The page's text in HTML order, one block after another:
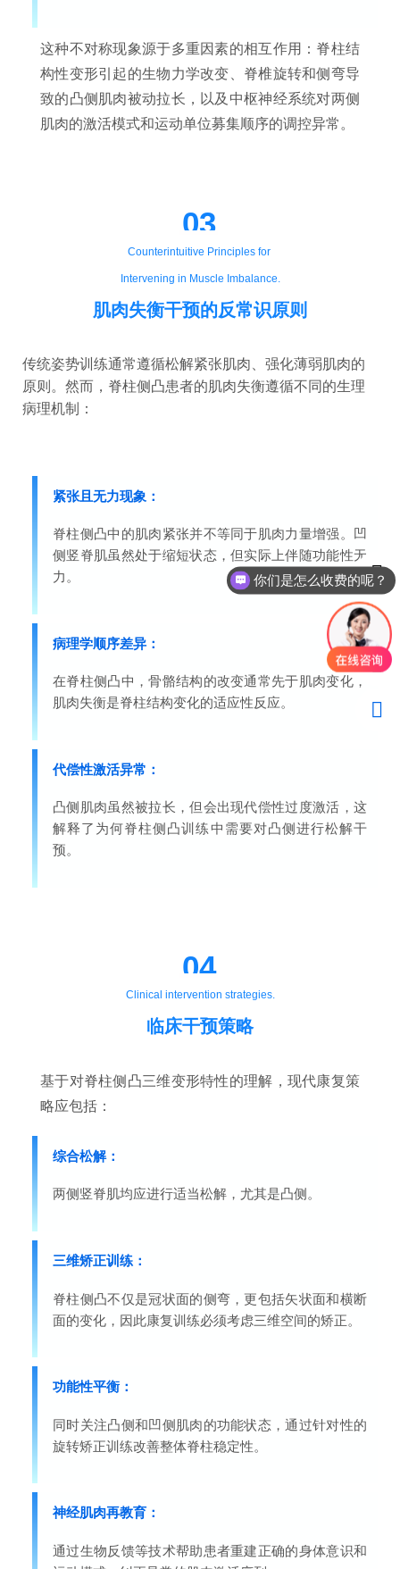
这种不对称现象源于多重因素的相互作用：脊柱结
构性变形引起的生物力学改变、脊椎旋转和侧弯导
致的凸侧肌肉被动拉长，以及中枢神经系统对两侧
肌肉的激活模式和运动单位募集顺序的调控异常。
03
Counterintuitive Principles for
Intervening in Muscle Imbalance.
肌肉失衡干预的反常识原则
传统姿势训练通常遵循松解紧张肌肉、强化薄弱肌肉的
原则。然而，脊柱侧凸患者的肌肉失衡遵循不同的生理
病理机制：
紧张且无力现象：
脊柱侧凸中的肌肉紧张并不等同于肌肉力量增强。凹
侧竖脊肌虽然处于缩短状态，但实际上伴随功能性无
力。
病理学顺序差异：
在脊柱侧凸中，骨骼结构的改变通常先于肌肉变化，
肌肉失衡是脊柱结构变化的适应性反应。
代偿性激活异常：
凸侧肌肉虽然被拉长，但会出现代偿性过度激活，这
解释了为何脊柱侧凸训练中需要对凸侧进行松解干
预。
04
Clinical intervention strategies.
临床干预策略
基于对脊柱侧凸三维变形特性的理解，现代康复策
略应包括：
综合松解：
两侧竖脊肌均应进行适当松解，尤其是凸侧。
三维矫正训练：
脊柱侧凸不仅是冠状面的侧弯，更包括矢状面和横断
面的变化，因此康复训练必须考虑三维空间的矫正。
功能性平衡：
同时关注凸侧和凹侧肌肉的功能状态，通过针对性的
旋转矫正训练改善整体脊柱稳定性。
神经肌肉再教育：
通过生物反馈等技术帮助患者重建正确的身体意识和
你们是怎么收费的呢？